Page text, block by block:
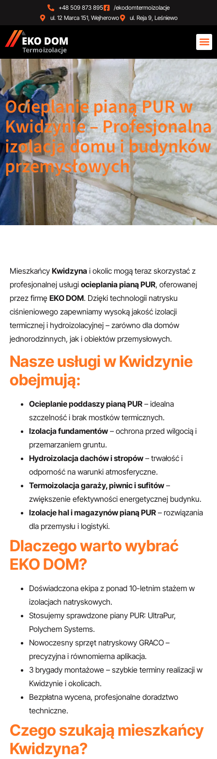
+48 509 873 895
/ekodomtermoizolacje
ul. 12 Marca 151, Wejherowo
ul. Reja 9, Leśniewo
Ocieplanie pianą PUR w
Kwidzynie – Profesjonalna
izolacja domu i budynków
przemysłowych
Mieszkańcy Kwidzyna i okolic mogą teraz skorzystać z
profesjonalnej usługi ocieplania pianą PUR, oferowanej
przez firmę EKO DOM. Dzięki technologii natrysku
ciśnieniowego zapewniamy wysoką jakość izolacji
termicznej i hydroizolacyjnej – zarówno dla domów
jednorodzinnych, jak i obiektów przemysłowych.
Nasze usługi w Kwidzynie
obejmują:
Ocieplanie poddaszy pianą PUR – idealna
szczelność i brak mostków termicznych.
Izolacja fundamentów – ochrona przed wilgocią i
przemarzaniem gruntu.
Hydroizolacja dachów i stropów – trwałość i
odporność na warunki atmosferyczne.
Termoizolacja garaży, piwnic i sufitów –
zwiększenie efektywności energetycznej budynku.
Izolacje hal i magazynów pianą PUR – rozwiązania
dla przemysłu i logistyki.
Dlaczego warto wybrać
EKO DOM?
Doświadczona ekipa z ponad 10-letnim stażem w
izolacjach natryskowych.
Stosujemy sprawdzone piany PUR: UltraPur,
Polychem Systems.
Nowoczesny sprzęt natryskowy GRACO –
precyzyjna i równomierna aplikacja.
3 brygady montażowe – szybkie terminy realizacji w
Kwidzynie i okolicach.
Bezpłatna wycena, profesjonalne doradztwo
techniczne.
Czego szukają mieszkańcy
Kwidzyna?